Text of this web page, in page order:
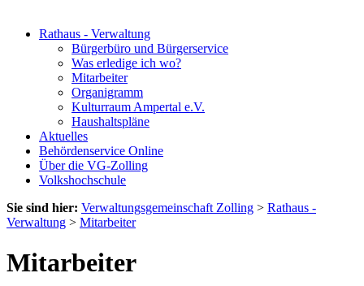
Rathaus - Verwaltung
Bürgerbüro und Bürgerservice
Was erledige ich wo?
Mitarbeiter
Organigramm
Kulturraum Ampertal e.V.
Haushaltspläne
Aktuelles
Behördenservice Online
Über die VG-Zolling
Volkshochschule
Sie sind hier: Verwaltungsgemeinschaft Zolling > Rathaus -
Verwaltung > Mitarbeiter
Mitarbeiter